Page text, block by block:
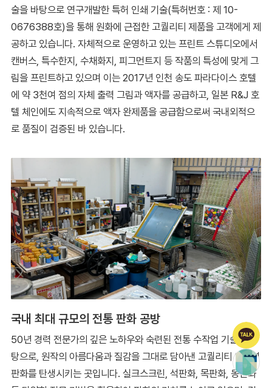
술을 바탕으로 연구개발한 특허 인쇄 기술(특허번호 : 제 10-
0676388호)을 통해 원화에 근접한 고퀄리티 제품을 고객에게 제
공하고 있습니다. 자체적으로 운영하고 있는 프린트 스튜디오에서
캔버스, 특수한지, 수채화지, 피그먼트지 등 작품의 특성에 맞게 그
림을 프린트하고 있으며 이는 2017년 인천 송도 파라다이스 호텔
에 약 3천여 점의 자체 출력 그림과 액자를 공급하고, 일본 R&J 호
텔 체인에도 지속적으로 액자 완제품을 공급함으로써 국내외적으
로 품질이 검증된 바 있습니다.
국내 최대 규모의 전통 판화 공방
50년 경력 전문가의 깊은 노하우와 숙련된 전통 수작업 기술을 바
탕으로, 원작의 아름다움과 질감을 그대로 담아낸 고퀄리티 에디션
판화를 탄생시키는 곳입니다. 실크스크린, 석판화, 목판화, 동판화